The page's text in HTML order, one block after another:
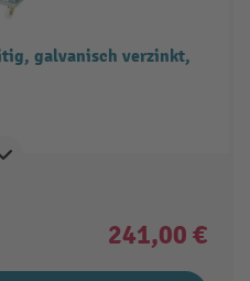
galvanisch verzinkt,
241,00 €